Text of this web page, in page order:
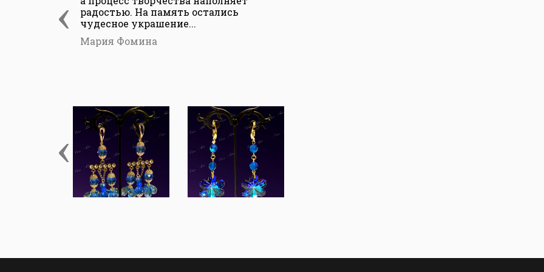
‹
радостью. На память остались
чудесное украшение...
Мария Фомина
‹